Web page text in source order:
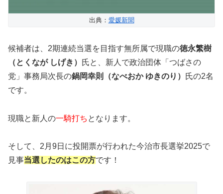
出典： 愛媛新聞
候補者は、2期連続当選を目指す無所属で現職の徳永繁樹
（とくなが しげき）
氏と、新人で政治団体「つばさの
党」事務局次長の鍋岡幸則（なべおか ゆきのり）
氏の2名
です。
現職と新人の一騎打ち となります。
そして、2月9日に投開票が行われた今治市長選挙2025で
見事当選したのはこの方です！